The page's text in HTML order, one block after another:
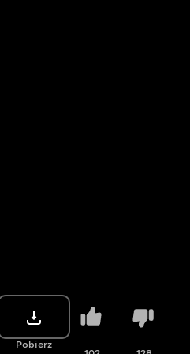
Pobierz